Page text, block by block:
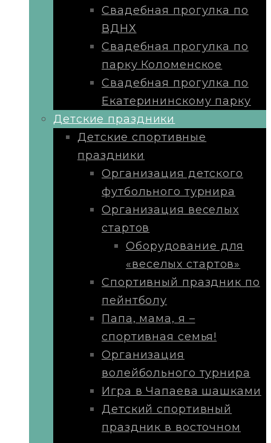
Свадебная прогулка по
ВДНХ
Свадебная прогулка по
парку Коломенское
Свадебная прогулка по
Екатерининскому парку
Детские праздники
Детские спортивные
праздники
Организация детского
футбольного турнира
Организация веселых
стартов
Оборудование для
«веселых стартов»
Спортивный праздник по
пейнтболу
Папа, мама, я –
спортивная семья!
Организация
волейбольного турнира
Игра в Чапаева шашками
Детский спортивный
праздник в восточном